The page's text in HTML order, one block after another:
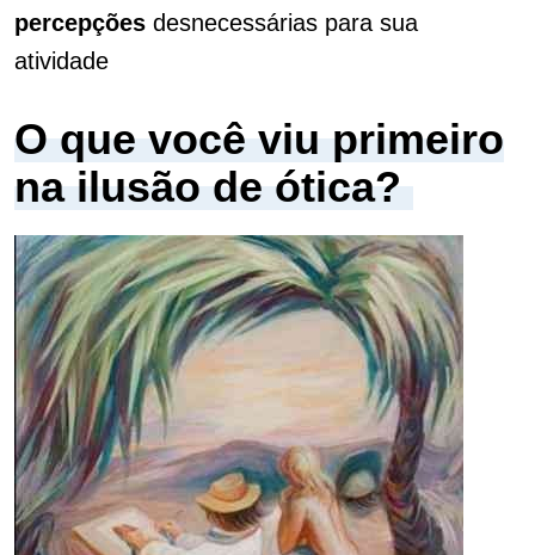
percepções desnecessárias para sua
atividade
O que você viu primeiro
na ilusão de ótica?